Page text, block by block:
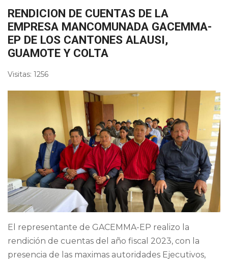
RENDICION DE CUENTAS DE LA
EMPRESA MANCOMUNADA GACEMMA-
EP DE LOS CANTONES ALAUSI,
GUAMOTE Y COLTA
Visitas: 1256
El representante de GACEMMA-EP realizo la
rendición de cuentas del año fiscal 2023, con la
presencia de las maximas autoridades Ejecutivos,